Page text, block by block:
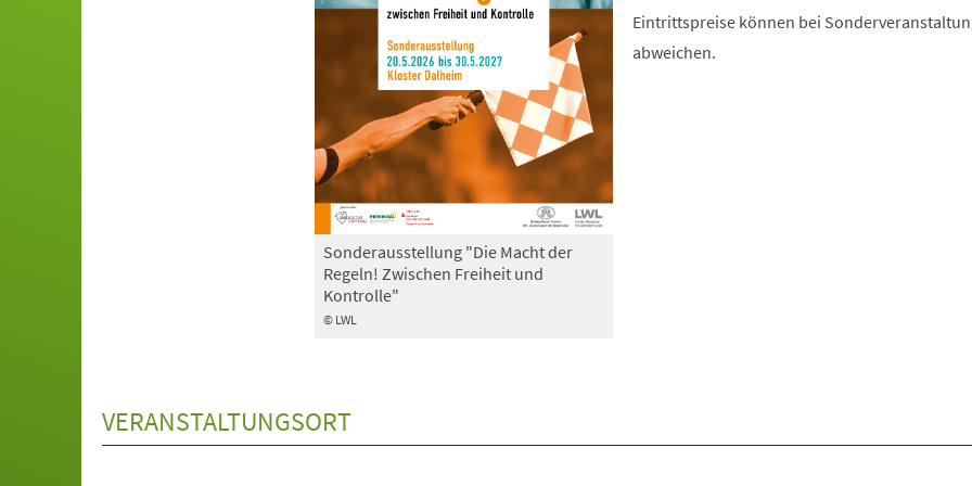
© LWL
Sonderausstellung "Die Macht der
Regeln! Zwischen Freiheit und
Kontrolle"
Eintrittspreise können bei
abweichen.
VERANSTALTUNGSORT